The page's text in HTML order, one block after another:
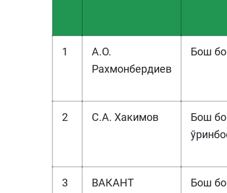
1
А.О.
Рахмонбердиев
Бош
2 С.А. Хакимов
Бош
3 ВАКАНТ
Бош